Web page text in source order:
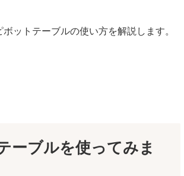
ットテーブルの使い方を解説します。
ーブルを使ってみま